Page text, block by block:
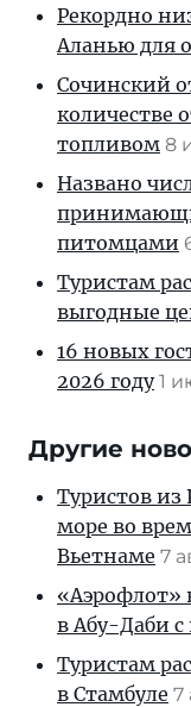
Рекордно
Аланью для
Сочинский
количестве
топливом 8
Названо
питомцами
Туристам
выгодные
16 новых
2026 году 1
Другие
Туристов из
море во
Вьетнаме 7
«Аэрофлот»
в Абу-Даби с
Туристам
в Стамбуле 7